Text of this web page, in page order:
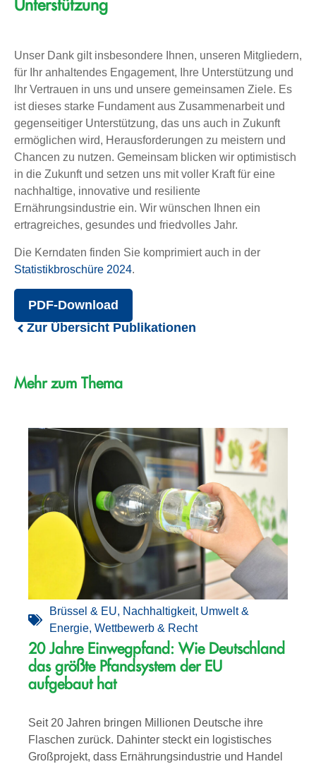
Unterstützung
Unser Dank gilt insbesondere Ihnen, unseren Mitgliedern,
für Ihr anhaltendes Engagement, Ihre Unterstützung und
Ihr Vertrauen in uns und unsere gemeinsamen Ziele. Es
ist dieses starke Fundament aus Zusammenarbeit und
gegenseitiger Unterstützung, das uns auch in Zukunft
ermöglichen wird, Herausforderungen zu meistern und
Chancen zu nutzen. Gemeinsam blicken wir optimistisch
in die Zukunft und setzen uns mit voller Kraft für eine
nachhaltige, innovative und resiliente
Ernährungsindustrie ein. Wir wünschen Ihnen ein
ertragreiches, gesundes und friedvolles Jahr.
Die Kerndaten finden Sie komprimiert auch in der
Statistikbroschüre 2024.
PDF-Download
Zur Übersicht Publikationen
Mehr zum Thema
Brüssel & EU, Nachhaltigkeit, Umwelt &
Energie, Wettbewerb & Recht
20 Jahre Einwegpfand: Wie Deutschland
das größte Pfandsystem der EU
aufgebaut hat
Seit 20 Jahren bringen Millionen Deutsche ihre
Flaschen zurück. Dahinter steckt ein logistisches
Großprojekt, dass Ernährungsindustrie und Handel